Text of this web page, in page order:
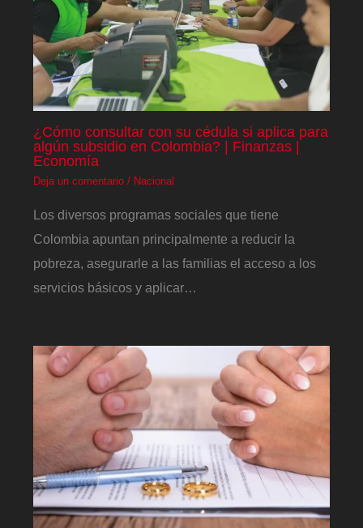
¿Cómo consultar con su cédula si aplica para
algún subsidio en Colombia? | Finanzas |
Economía
Deja un comentario / Nacional
Los diversos programas sociales que tiene
Colombia apuntan principalmente a reducir la
pobreza, asegurarle a las familias el acceso a los
servicios básicos y aplicar…